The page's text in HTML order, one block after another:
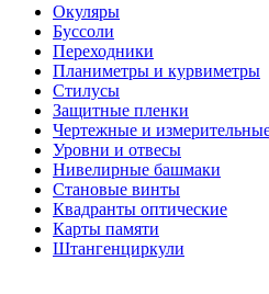
Окуляры
Буссоли
Переходники
Планиметры и курвиметры
Стилусы
Защитные пленки
Чертежные и
Уровни и отвесы
Нивелирные башмаки
Становые винты
Квадранты оптические
Карты памяти
Штангенциркули